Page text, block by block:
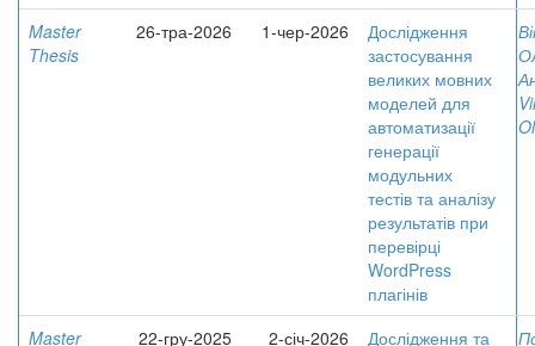
Master
Thesis
26-тра-2026 1-чер-2026
Дослідження
застосування
великих мовних
моделей для
автоматизації
генерації
модульних
тестів та аналізу
результатів при
перевірці
WordPress
плагінів
Master
22-гру-2025 2-січ-2026
Дослідження та